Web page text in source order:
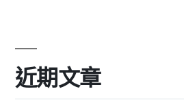
近期文章